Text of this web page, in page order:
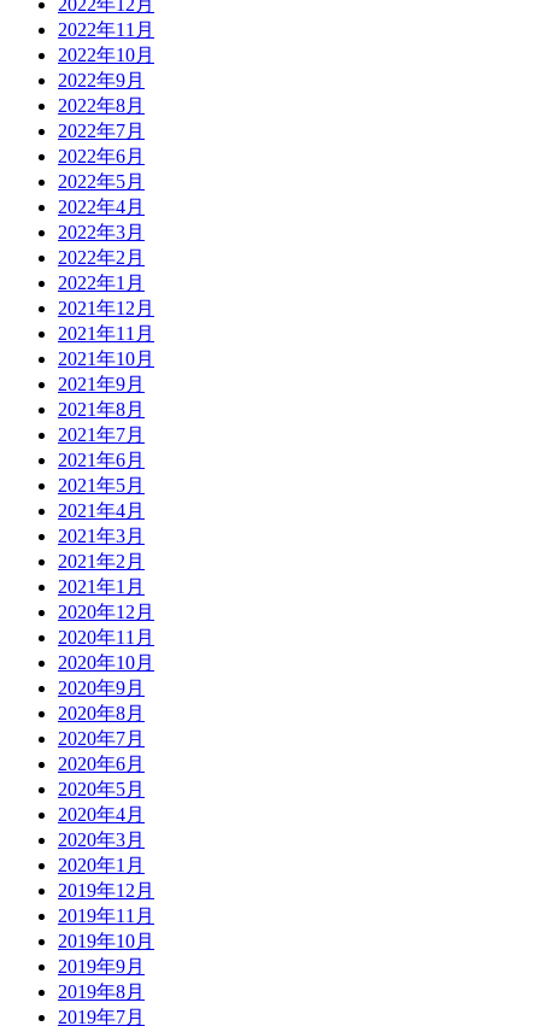
2022年12月
2022年11月
2022年10月
2022年9月
2022年8月
2022年7月
2022年6月
2022年5月
2022年4月
2022年3月
2022年2月
2022年1月
2021年12月
2021年11月
2021年10月
2021年9月
2021年8月
2021年7月
2021年6月
2021年5月
2021年4月
2021年3月
2021年2月
2021年1月
2020年12月
2020年11月
2020年10月
2020年9月
2020年8月
2020年7月
2020年6月
2020年5月
2020年4月
2020年3月
2020年1月
2019年12月
2019年11月
2019年10月
2019年9月
2019年8月
2019年7月